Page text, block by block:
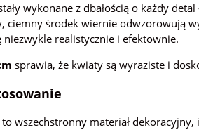
wykonane z dbałością o każdy
ciemny środek wiernie odwzorowują
niezwykle realistycznie i efektownie.
sprawia, że kwiaty są wyraziste i
wszechstronny materiał dekoracyjny,